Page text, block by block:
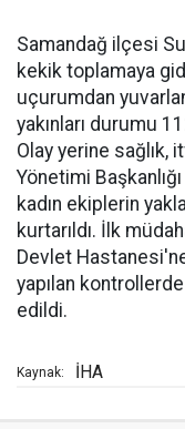
Samandağ ilçesi
kekik toplamaya
uçurumdan
yakınları durumu
Olay yerine sağlık,
Yönetimi
kadın ekiplerin
kurtarıldı. İlk
Devlet
yapılan
edildi.
Kaynak: İHA